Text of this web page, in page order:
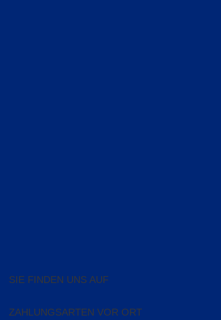
SIE FINDEN UNS AUF
ZAHLUNGSARTEN VOR ORT